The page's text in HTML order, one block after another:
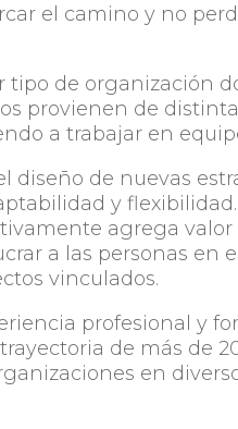
el camino y no
tipo de organización
provienen de
a trabajar en
diseño de nuevas
y
agrega valor
a las personas en
vinculados.
profesional y
de más de
en